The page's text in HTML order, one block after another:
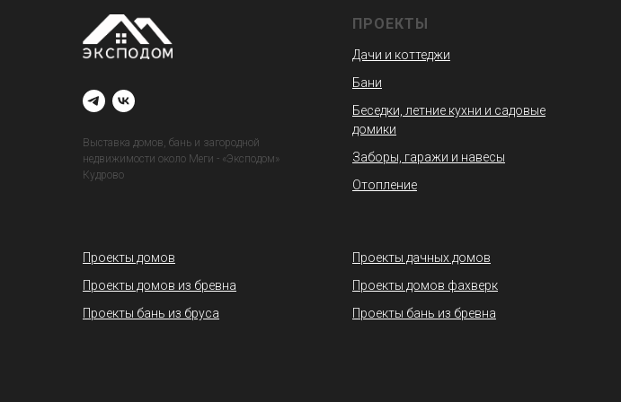
Выставка домов, бань и загородной
недвижимости около Меги - «Эксподом»
Кудрово
ПРОЕКТЫ
Дачи и коттеджи
Бани
Беседки, летние кухни и садовые
домики
Заборы, гаражи и навесы
Отопление
Проекты домов
Проекты домов из бревна
Проекты бань из бруса
Проекты дачных домов
Проекты домов фахверк
Проекты бань из бревна